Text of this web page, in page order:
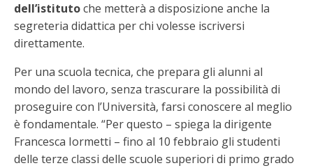
dell’istitutoche metterà a disposizione anche la
segreteria didattica per chi volesse iscriversi
direttamente.
Per una scuola tecnica, che prepara gli alunni al
mondo del lavoro, senza trascurare la possibilità di
proseguire con l’Università, farsi conoscere al meglio
è fondamentale. “Per questo – spiega la dirigente
Francesca Iormetti – fino al 10 febbraio gli studenti
delle terze classi delle scuole superiori di primo grado